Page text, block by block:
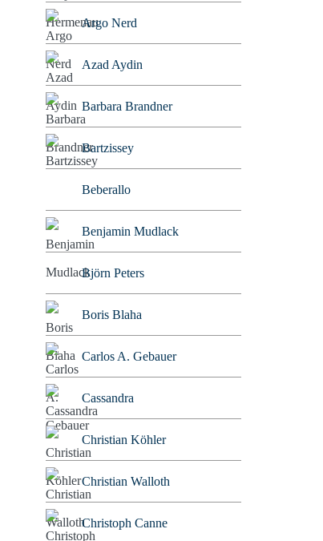
Argo Nerd
Azad Aydin
Barbara Brandner
Bartzissey
Beberallo
Benjamin Mudlack
Björn Peters
Boris Blaha
Carlos A. Gebauer
Cassandra
Christian Köhler
Christian Walloth
Christoph Canne